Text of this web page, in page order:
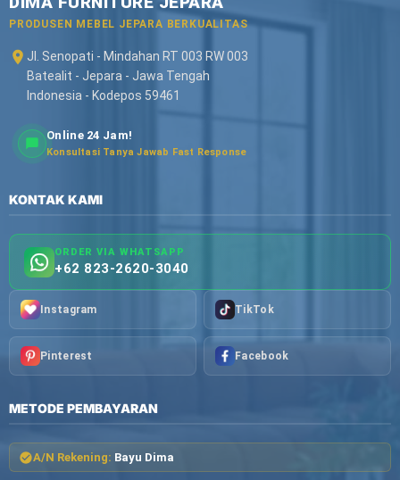
PRODUSEN MEBEL JEPARA BERKUALITAS
Jl. Senopati - Mindahan RT 003 RW 003
Batealit - Jepara - Jawa Tengah
Indonesia - Kodepos 59461
Online 24 Jam!
Konsultasi Tanya Jawab Fast Response
KONTAK KAMI
ORDER VIA WHATSAPP
+62 823-2620-3040
Instagram TikTok
Pinterest Facebook
METODE PEMBAYARAN
A/N Rekening: Bayu Dima